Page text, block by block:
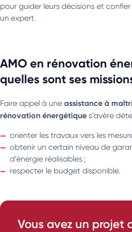
pour guider leurs décisions et
un expert.
AMO en rénovation
quelles sont ses
Faire appel à une assistance à
rénovation énergétique s’avère
orienter les travaux vers les
obtenir un certain niveau de
d’énergie réalisables ;
respecter le budget disponible.
Vous avez un projet